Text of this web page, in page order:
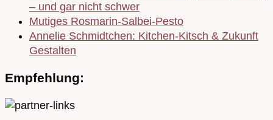
– und gar nicht schwer
Mutiges Rosmarin-Salbei-Pesto
Annelie Schmidtchen: Kitchen-Kitsch & Zukunft
Gestalten
Empfehlung: